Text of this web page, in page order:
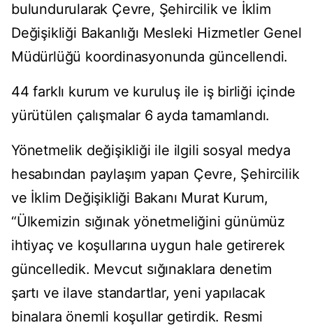
bulundurularak Çevre, Şehircilik ve İklim
Değişikliği Bakanlığı Mesleki Hizmetler Genel
Müdürlüğü koordinasyonunda güncellendi.
44 farklı kurum ve kuruluş ile iş birliği içinde
yürütülen çalışmalar 6 ayda tamamlandı.
Yönetmelik değişikliği ile ilgili sosyal medya
hesabından paylaşım yapan Çevre, Şehircilik
ve İklim Değişikliği Bakanı Murat Kurum,
“Ülkemizin sığınak yönetmeliğini günümüz
ihtiyaç ve koşullarına uygun hale getirerek
güncelledik. Mevcut sığınaklara denetim
şartı ve ilave standartlar, yeni yapılacak
binalara önemli koşullar getirdik. Resmi